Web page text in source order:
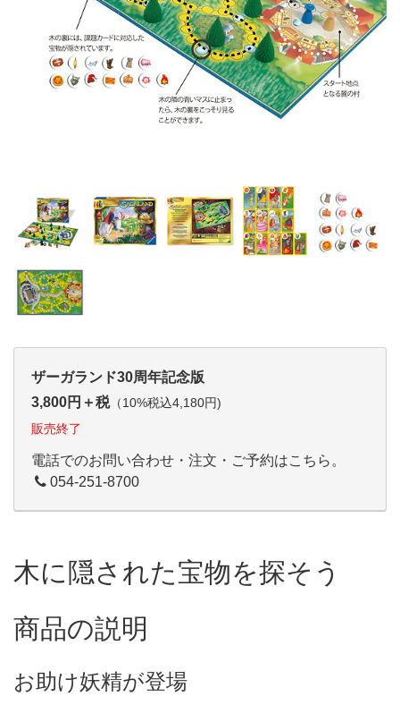
ザーガランド30周年記念版
3,800円＋税（10%税込4,180円)
販売終了
電話でのお問い合わせ・注文・ご予約はこちら。
054-251-8700
木に隠された宝物を探そう
商品の説明
お助け妖精が登場